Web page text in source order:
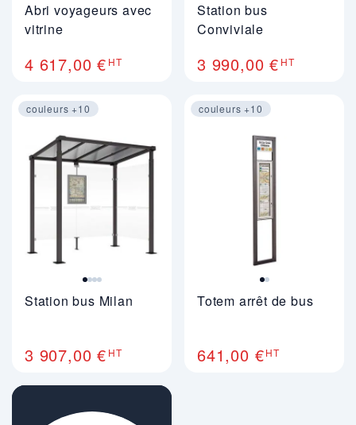
Abri voyageurs avec
vitrine
4 617,00 € HT
Station bus
Conviviale
3 990,00 € HT
couleurs +10
Image 1 sur 4
Station bus Milan
3 907,00 € HT
couleurs +10
Image 1 sur 2
Totem arrêt de bus
641,00 €HT